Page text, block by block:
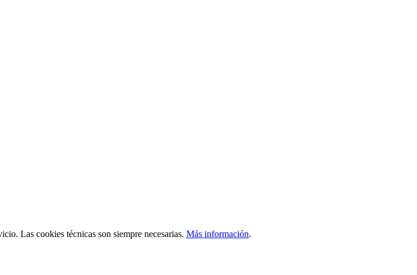
Las cookies técnicas son siempre necesarias. Más información.